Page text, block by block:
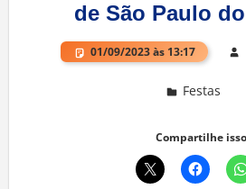
de São Paulo
01/09/2023 às 13:17
Festas
Compartilhe